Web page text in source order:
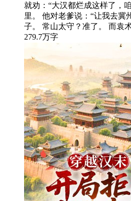
就劝：“大汉都烂成这样了，
里。 他对老爹说：“让我去
子。 常山太守？准了。 而袁
279.7万字